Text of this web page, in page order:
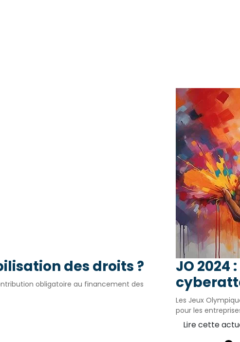
des droits ?
obligatoire au financement des
JO
Les Jeux
pour les
Lire cette